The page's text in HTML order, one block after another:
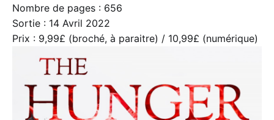
Nombre de pages : 656
Sortie : 14 Avril 2022
Prix : 9,99£ (broché, à paraitre) / 10,99£ (numérique)